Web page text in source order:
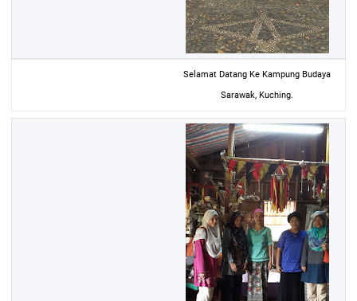
Selamat Datang Ke Kampung Budaya
Sarawak, Kuching.